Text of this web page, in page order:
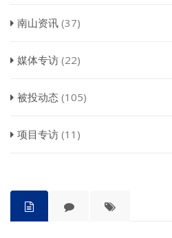
南山资讯 (37)
媒体专访 (22)
被投动态 (105)
项目专访 (11)